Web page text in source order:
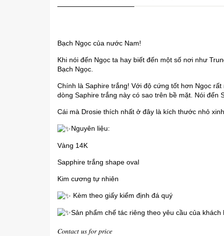
Bạch Ngọc của nước Nam!
Khi nói đến Ngọc ta hay biết đến một số nơi như
Bạch Ngọc.
Chính là Saphire trắng! Với độ cứng tốt hơn Ngọc
dòng Saphire trắng này có sao trên bề mặt. Nói đến
Cái mà Drosie thích nhất ở đây là kích thước nhỏ
Nguyên liệu:
Vàng 14K
Sapphire trắng shape oval
Kim cương tự nhiên
Kèm theo giấy kiểm định đá quý
Sản phẩm chế tác riêng theo yêu cầu của khách
𝐶𝑜𝑛𝑡𝑎𝑐𝑡 𝑢𝑠 𝑓𝑜𝑟 𝑝𝑟𝑖𝑐𝑒